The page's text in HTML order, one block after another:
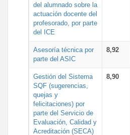
del alumnado sobre la
actuación docente del
profesorado, por parte
del ICE
Asesoría técnica por
parte del ASIC
8,92
Gestión del Sistema
SQF (sugerencias,
quejas y
felicitaciones) por
parte del Servicio de
Evaluación, Calidad y
Acreditación (SECA)
8,90